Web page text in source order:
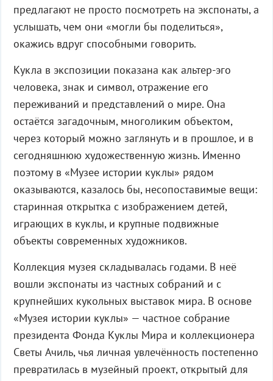
предлагают не просто посмотреть на экспонаты, а
услышать, чем они «могли бы поделиться»,
окажись вдруг способными говорить.
Кукла в экспозиции показана как альтер-эго
человека, знак и символ, отражение его
переживаний и представлений о мире. Она
остаётся загадочным, многоликим объектом,
через который можно заглянуть и в прошлое, и в
сегодняшнюю художественную жизнь. Именно
поэтому в «Музее истории куклы» рядом
оказываются, казалось бы, несопоставимые вещи:
старинная открытка с изображением детей,
играющих в куклы, и крупные подвижные
объекты современных художников.
Коллекция музея складывалась годами. В неё
вошли экспонаты из частных собраний и с
крупнейших кукольных выставок мира. В основе
«Музея истории куклы» — частное собрание
президента Фонда Куклы Мира и коллекционера
Светы Ачиль, чья личная увлечённость постепенно
превратилась в музейный проект, открытый для